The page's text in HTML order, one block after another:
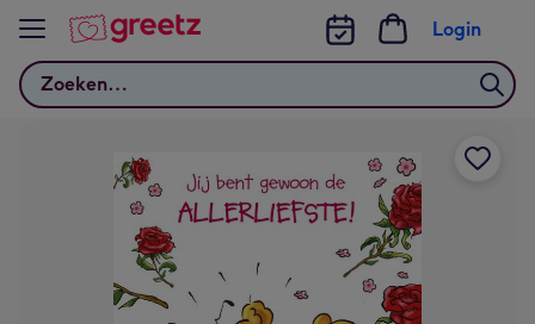
Bekijk meer
Zoeken
Login